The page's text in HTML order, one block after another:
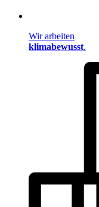
Wir arbeiten
klimabewusst.